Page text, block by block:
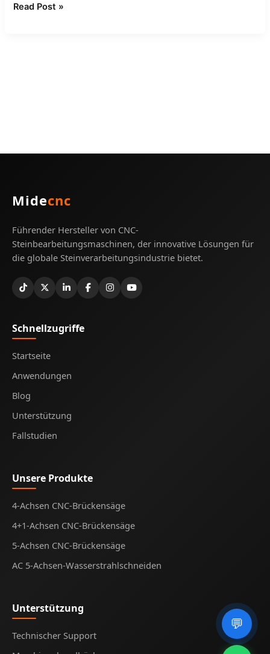
💬
Read Post »
Midecnc
Führender Hersteller von CNC-
Steinbearbeitungsmaschinen, der innovative Lösungen für
die globale Steinverarbeitungsindustrie bietet.
Schnellzugriffe
Startseite
Anwendungen
Blog
Unterstützung
Fallstudien
Unsere Produkte
4-Achsen CNC-Brückensäge
4+1-Achsen CNC-Brückensäge
5-Achsen CNC-Brückensäge
AC 5-Achsen-Wasserstrahlschneiden
Unterstützung
Technischer Support